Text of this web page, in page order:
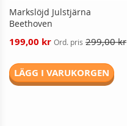
Markslöjd Julstjärna
Beethoven
Reducerat
199,00 kr Ord. pris 299,00 kr
LÄGG I VARUKORGEN